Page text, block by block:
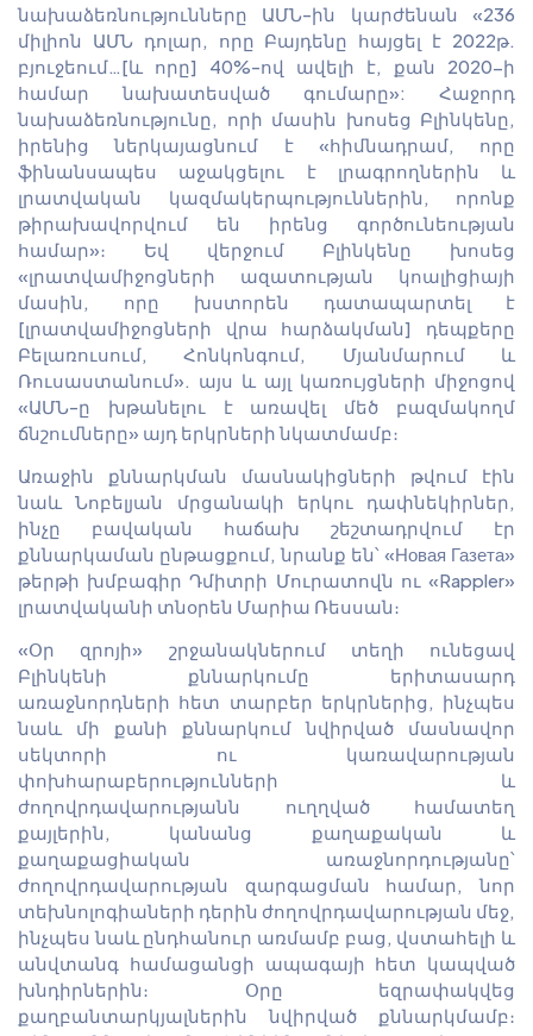
նախաձեռնությունները ԱՄՆ-ին կարժենան «236
միլիոն ԱՄՆ դոլար, որը Բայդենը հայցել է 2022թ.
բյուջեում…[և որը] 40%-ով ավելի է, քան 2020-ի
համար նախատեսված գումարը»: Հաջորդ
նախաձեռնությունը, որի մասին խոսեց Բլինկենը,
իրենից ներկայացնում է «հիմնադրամ, որը
ֆինանսապես աջակցելու է լրագրողներին և
լրատվական կազմակերպություններին, որոնք
թիրախավորվում են իրենց գործունեության
համար»։ Եվ վերջում Բլինկենը խոսեց
«լրատվամիջոցների ազատության կոալիցիայի
մասին, որը խստորեն դատապարտել է
[լրատվամիջոցների վրա հարձակման] դեպքերը
Բելառուսում, Հոնկոնգում, Մյանմարում և
Ռուսաստանում». այս և այլ կառույցների միջոցով
«ԱՄՆ-ը խթանելու է առավել մեծ բազմակողմ
ճնշումները» այդ երկրների նկատմամբ։
Առաջին քննարկման մասնակիցների թվում էին
նաև Նոբելյան մրցանակի երկու դափնեկիրներ,
ինչը բավական հաճախ շեշտադրվում էր
քննարկաման ընթացքում, նրանք են՝ «Новая Газета»
թերթի խմբագիր Դմիտրի Մուրատովն ու «Rappler»
լրատվականի տնօրեն Մարիա Ռեսսան։
«Օր զրոյի» շրջանակներում տեղի ունեցավ
Բլինկենի քննարկումը երիտասարդ
առաջնորդների հետ տարբեր երկրներից, ինչպես
նաև մի քանի քննարկում նվիրված մասնավոր
սեկտորի ու կառավարության
փոխհարաբերությունների և
ժողովրդավարությանն ուղղված համատեղ
քայլերին, կանանց քաղաքական և
քաղաքացիական առաջնորդությանը՝
ժողովրդավարության զարգացման համար, նոր
տեխնոլոգիաների դերին ժողովրդավարության մեջ,
ինչպես նաև ընդհանուր առմամբ բաց, վստահելի և
անվտանգ համացանցի ապագայի հետ կապված
խնդիրներին։ Օրը եզրափակվեց
քաղբանտարկյալներին նվիրված քննարկմամբ։